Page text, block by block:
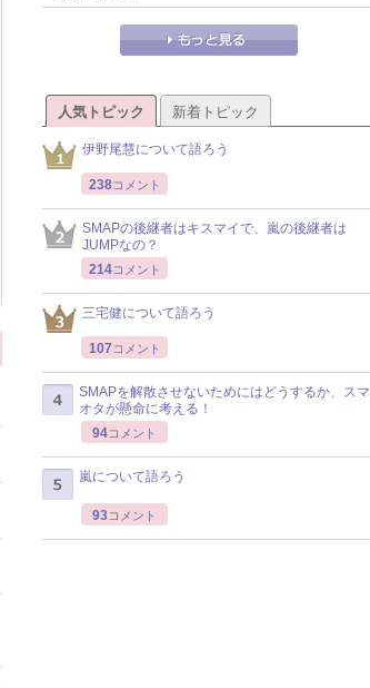
人気トピック 新着トピック
伊野尾慧について語ろう
238コメント
SMAPの後継者はキスマイで、嵐の後継者は
JUMPなの？
214コメント
三宅健について語ろう
107 コメント
SMAPを解散させないためにはどうするか、スマ
オタが懸命に考える！
94コメント
嵐について語ろう
93コメント